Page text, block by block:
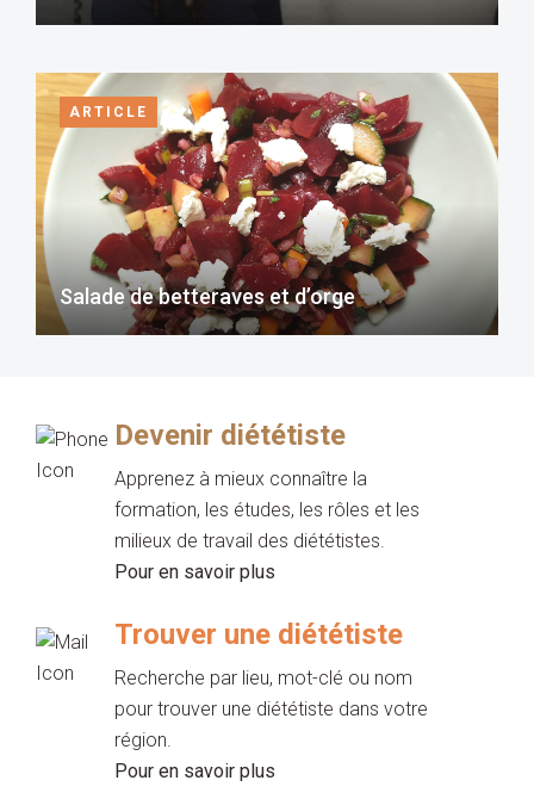
ARTICLE
Salade de betteraves et d’orge
Devenir diététiste
Apprenez à mieux connaître la
formation, les études, les rôles et les
milieux de travail des diététistes.
Pour en savoir plus
Trouver une diététiste
Recherche par lieu, mot-clé ou nom
pour trouver une diététiste dans votre
région.
Pour en savoir plus